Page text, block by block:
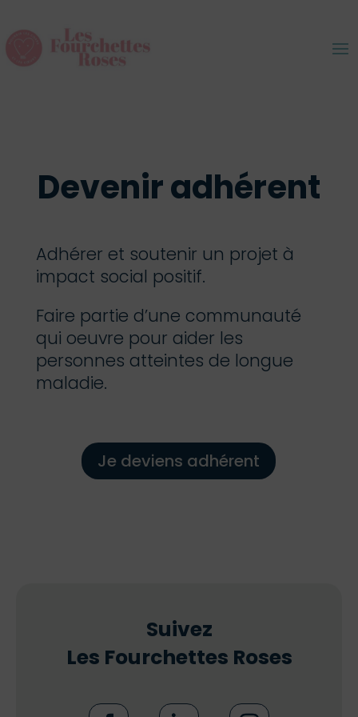
Devenir adhérent
Adhérer et soutenir un projet à
impact social positif.
Faire partie d’une communauté
qui oeuvre pour aider les
personnes atteintes de longue
maladie.
Je deviens adhérent
Suivez
Les Fourchettes Roses